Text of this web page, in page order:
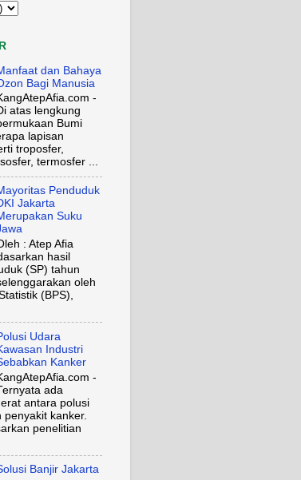
dan Bahaya
Bagi Manusia
-
atas lengkung
Bumi
lapisan
troposfer,
termosfer ...
Penduduk
Jakarta
Suku
: Atep Afia
hasil
(SP) tahun
oleh
(BPS),
Udara
Industri
Kanker
-
ada
antara polusi
kanker.
penelitian
Banjir Jakarta